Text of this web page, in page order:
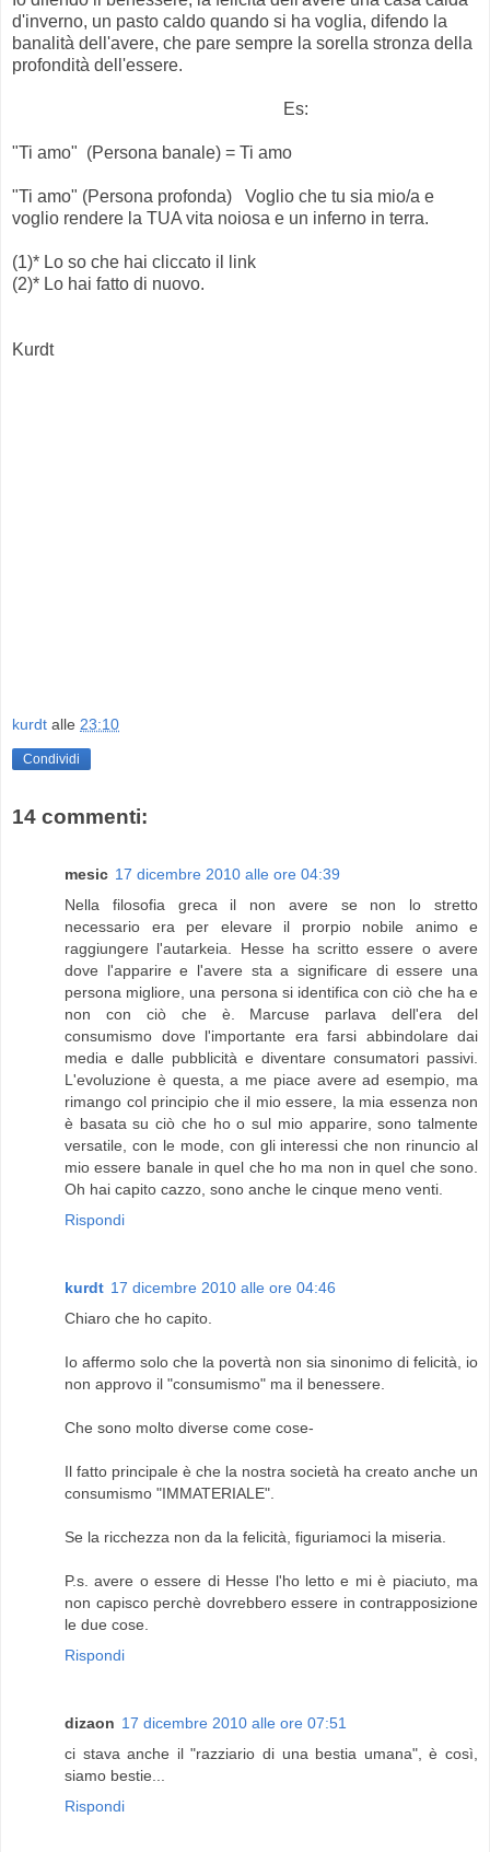
d'inverno, un pasto caldo quando si ha voglia, difendo la
banalità dell'avere, che pare sempre la sorella stronza della
profondità dell'essere.
Es:
"Ti amo" (Persona banale) = Ti amo
"Ti amo" (Persona profonda) Voglio che tu sia mio/a e
voglio rendere la TUA vita noiosa e un inferno in terra.
(1)* Lo so che hai cliccato il link
(2)* Lo hai fatto di nuovo.
Kurdt
kurdt alle 23:10
Condividi
14 commenti:
mesic 17 dicembre 2010 alle ore 04:39
Nella filosofia greca il non avere se non lo stretto
necessario era per elevare il prorpio nobile animo e
raggiungere l'autarkeia. Hesse ha scritto essere o avere
dove l'apparire e l'avere sta a significare di essere una
persona migliore, una persona si identifica con ciò che ha e
non con ciò che è. Marcuse parlava dell'era del
consumismo dove l'importante era farsi abbindolare dai
media e dalle pubblicità e diventare consumatori passivi.
L'evoluzione è questa, a me piace avere ad esempio, ma
rimango col principio che il mio essere, la mia essenza non
è basata su ciò che ho o sul mio apparire, sono talmente
versatile, con le mode, con gli interessi che non rinuncio al
mio essere banale in quel che ho ma non in quel che sono.
Oh hai capito cazzo, sono anche le cinque meno venti.
Rispondi
kurdt 17 dicembre 2010 alle ore 04:46
Chiaro che ho capito.
Io affermo solo che la povertà non sia sinonimo di felicità, io
non approvo il "consumismo" ma il benessere.
Che sono molto diverse come cose-
Il fatto principale è che la nostra società ha creato anche un
consumismo "IMMATERIALE".
Se la ricchezza non da la felicità, figuriamoci la miseria.
P.s. avere o essere di Hesse l'ho letto e mi è piaciuto, ma
non capisco perchè dovrebbero essere in contrapposizione
le due cose.
Rispondi
dizaon 17 dicembre 2010 alle ore 07:51
ci stava anche il "razziario di una bestia umana", è così,
siamo bestie...
Rispondi